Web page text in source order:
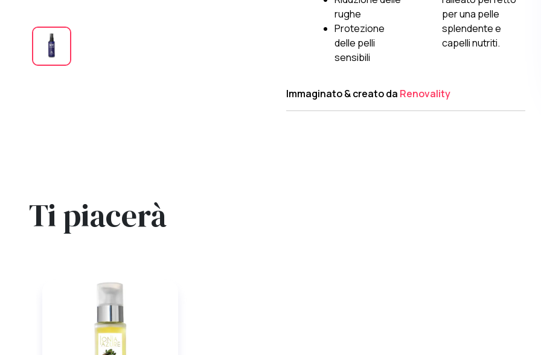
rughe
Protezione
delle pelli
sensibili
per una pelle
splendente e
capelli nutriti.
Immaginato & creato da Renovality
Ti piacerà